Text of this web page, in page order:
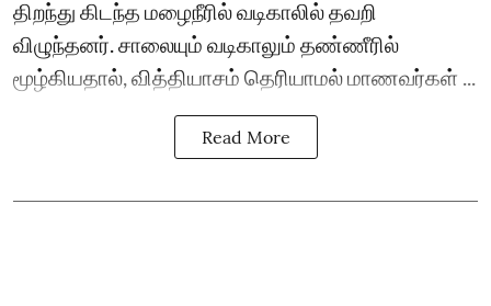
திறந்து கிடந்த மழைநீரில் வடிகாலில் தவறி
விழுந்தனர். சாலையும் வடிகாலும் தண்ணீரில்
மூழ்கியதால், வித்தியாசம் தெரியாமல் மாணவர்கள் ...
Read More